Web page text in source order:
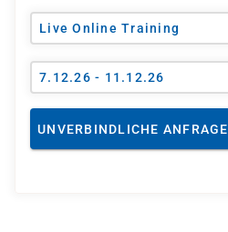
Live Online Training
7.12.26 - 11.12.26
UNVERBINDLICHE ANFRAGE